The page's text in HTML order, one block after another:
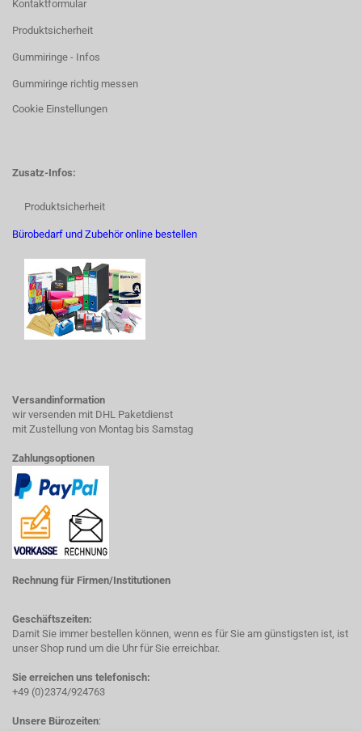
Kontaktformular
Produktsicherheit
Gummiringe - Infos
Gummiringe richtig messen
Cookie Einstellungen
Zusatz-Infos:
Produktsicherheit
Bürobedarf und Zubehör online bestellen
Versandinformation
wir versenden mit DHL Paketdienst
mit Zustellung von Montag bis Samstag
Zahlungsoptionen
Rechnung für Firmen/Institutionen
Geschäftszeiten:
Damit Sie immer bestellen können, wenn es für Sie am günstigsten ist, ist
unser Shop rund um die Uhr für Sie erreichbar.
Sie erreichen uns telefonisch:
+49 (0)2374/924763
Unsere Bürozeiten: